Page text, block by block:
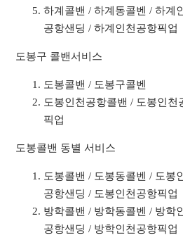
하계콜밴 / 하계동콜벤 / 하계
공항샌딩 / 하계인천공항픽업
도봉구 콜밴서비스
도봉콜밴 / 도봉구콜벤
도봉인천공항콜밴 / 도봉인
픽업
도봉콜밴 동별 서비스
도봉콜밴 / 도봉동콜벤 / 도봉
공항샌딩 / 도봉인천공항픽업
방학콜밴 / 방학동콜벤 / 방학
공항샌딩 / 방학인천공항픽업